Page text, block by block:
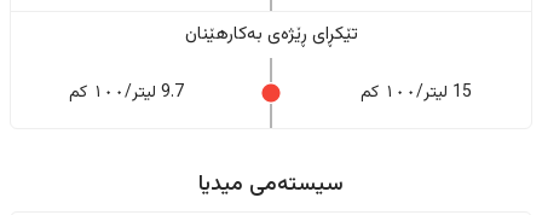
تێکڕای ڕێژەى بەکارهێنان
15 لیتر/١٠٠ کم 9.7 لیتر/١٠٠ کم
سیستەمی میدیا